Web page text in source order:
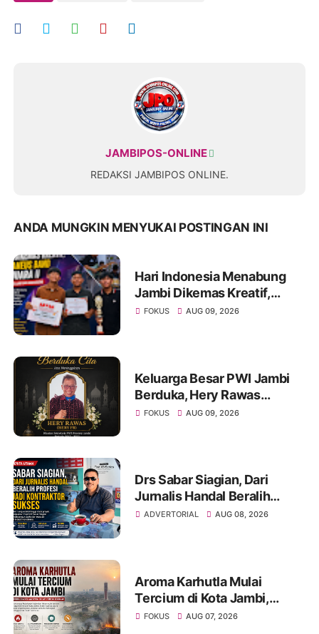
JAMBIPOS-ONLINE
REDAKSI JAMBIPOS ONLINE.
ANDA MUNGKIN MENYUKAI POSTINGAN INI
Hari Indonesia Menabung
Jambi Dikemas Kreatif,
Spontaneus Band Raih Juara
FOKUS AUG 09, 2026
Keluarga Besar PWI Jambi
Berduka, Hery Rawas
Mantan Sekretaris PWI
FOKUS AUG 09, 2026
Drs Sabar Siagian, Dari
Jurnalis Handal Beralih
Profesi Jadi Kontraktor
ADVERTORIAL AUG 08, 2026
Aroma Karhutla Mulai
Tercium di Kota Jambi,
Warga Diminta Waspada
FOKUS AUG 07, 2026